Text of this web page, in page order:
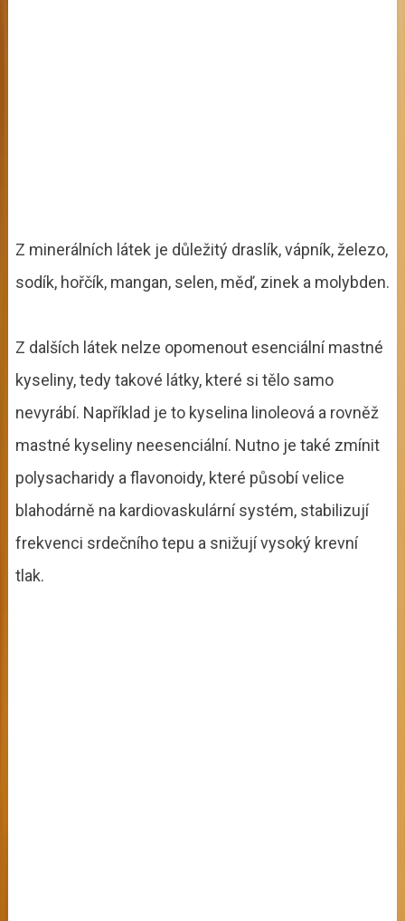
Z minerálních látek je důležitý draslík, vápník, železo,
sodík, hořčík, mangan, selen, měď, zinek a molybden.
Z dalších látek nelze opomenout esenciální mastné
kyseliny, tedy takové látky, které si tělo samo
nevyrábí. Například je to kyselina linoleová a rovněž
mastné kyseliny neesenciální. Nutno je také zmínit
polysacharidy a flavonoidy, které působí velice
blahodárně na kardiovaskulární systém, stabilizují
frekvenci srdečního tepu a snižují vysoký krevní
tlak.